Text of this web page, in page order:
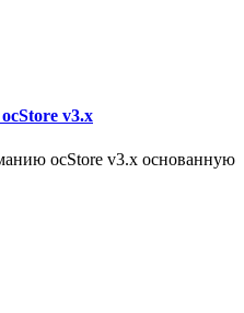
v3.x
ocStore v3.x основанную